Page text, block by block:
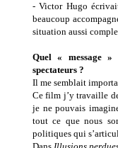
- Victor Hugo
beaucoup
situation aussi
Quel « message
spectateurs ?
Il me semblait
Ce film j’y travaille
je ne pouvais
tout ce que nous
politiques qui